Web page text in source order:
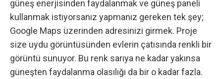
güneş enerjisinden faydalanmak ve güneş paneli
kullanmak istiyorsanız yapmanız gereken tek şey;
Google Maps üzerinden adresinizi girmek. Proje
size uydu görüntüsünden evlerin çatısında renkli bir
görüntü sunuyor. Bu renk sarıya ne kadar yakınsa
güneşten faydalanma olasılığı da bir o kadar fazla.